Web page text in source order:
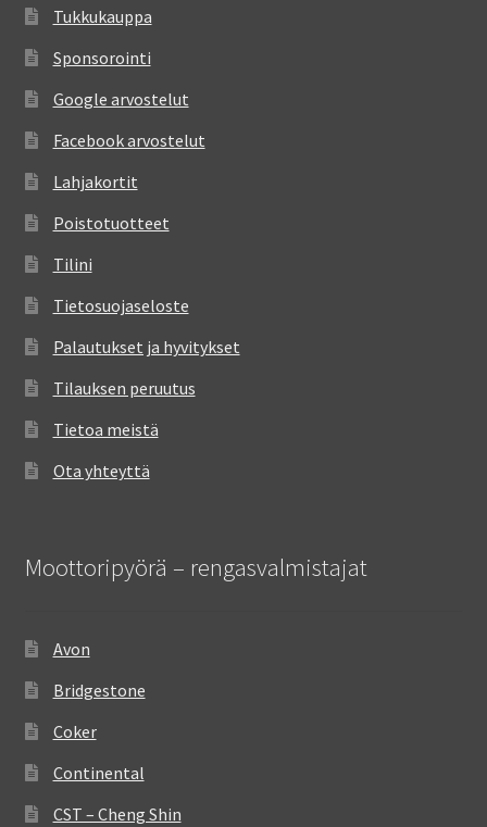
Tukkukauppa
Sponsorointi
Google arvostelut
Facebook arvostelut
Lahjakortit
Poistotuotteet
Tilini
Tietosuojaseloste
Palautukset ja hyvitykset
Tilauksen peruutus
Tietoa meistä
Ota yhteyttä
Moottoripyörä – rengasvalmistajat
Avon
Bridgestone
Coker
Continental
CST – Cheng Shin